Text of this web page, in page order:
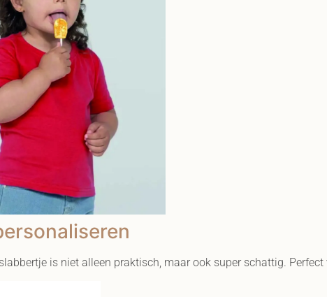
is niet alleen praktisch, maar ook super schattig.